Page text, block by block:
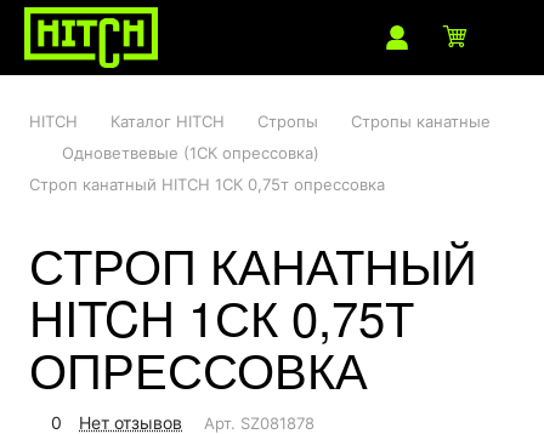
HITCH Каталог HITCH Стропы
Стропы канатные
Одноветвевые (1СК опрессовка)
Строп канатный HITCH 1СК 0,75т опрессовка
СТРОП КАНАТНЫЙ
HITCH 1СК 0,75Т
ОПРЕССОВКА
0 Нет отзывов Арт. SZ081878